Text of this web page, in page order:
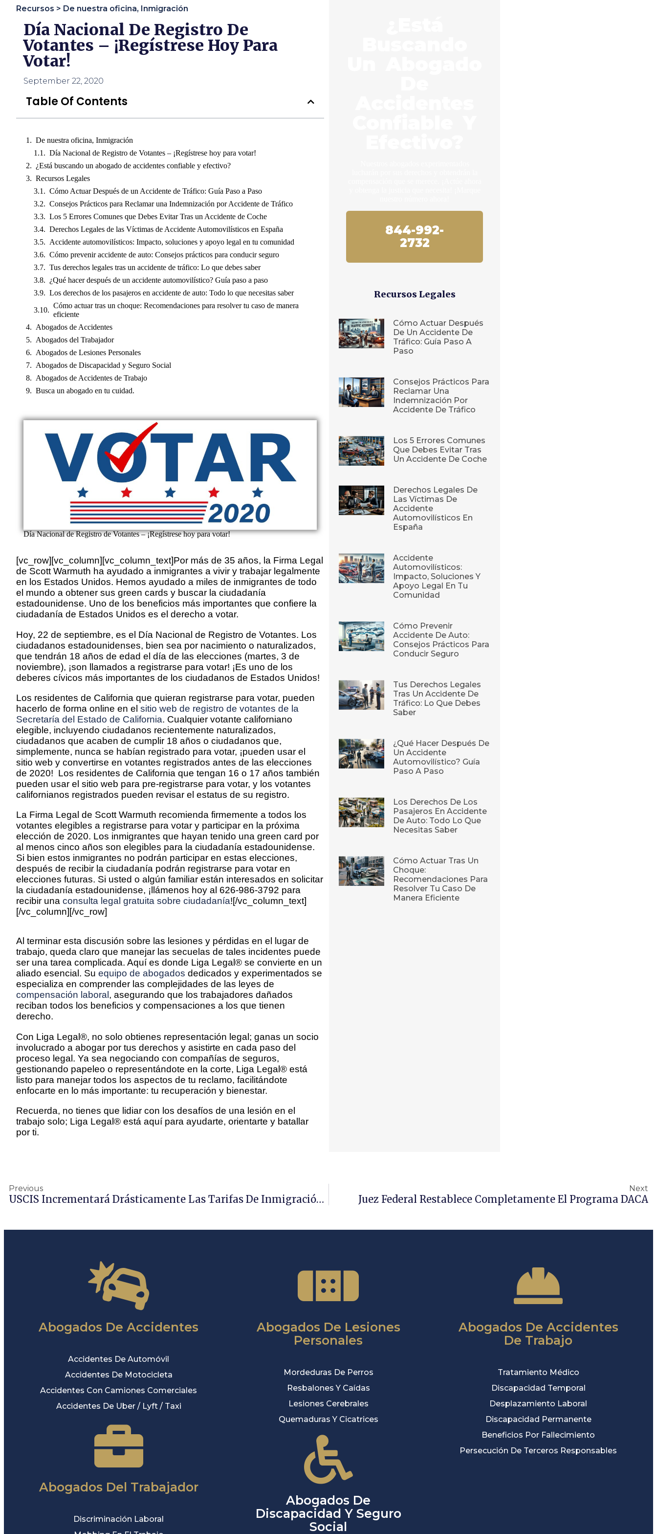
usando
pantalla;
Presione
Control-
accesibilidad.
Recursos > De nuestra oficina, Inmigración
Día Nacional De Registro De
Votantes – ¡Regístrese Hoy Para
Votar!
September 22, 2020
Table Of Contents
De nuestra oficina, Inmigración
Día Nacional de Registro de Votantes – ¡Regístrese hoy para votar!
¿Está buscando un abogado de accidentes confiable y efectivo?
Recursos Legales
Cómo Actuar Después de un Accidente de Tráfico: Guía Paso a Paso
Consejos Prácticos para Reclamar una Indemnización por Accidente de Tráfico
Los 5 Errores Comunes que Debes Evitar Tras un Accidente de Coche
Derechos Legales de las Víctimas de Accidente Automovilísticos en España
Accidente automovilísticos: Impacto, soluciones y apoyo legal en tu comunidad
Cómo prevenir accidente de auto: Consejos prácticos para conducir seguro
Tus derechos legales tras un accidente de tráfico: Lo que debes saber
¿Qué hacer después de un accidente automovilístico? Guía paso a paso
Los derechos de los pasajeros en accidente de auto: Todo lo que necesitas saber
Cómo actuar tras un choque: Recomendaciones para resolver tu caso de manera
eficiente
Abogados de Accidentes
Abogados del Trabajador
Abogados de Lesiones Personales
Abogados de Discapacidad y Seguro Social
Abogados de Accidentes de Trabajo
Busca un abogado en tu cuidad.
Día Nacional de Registro de Votantes – ¡Regístrese hoy para votar!
[vc_row][vc_column][vc_column_text]Por más de 35 años, la Firma Legal
de Scott Warmuth ha ayudado a inmigrantes a vivir y trabajar legalmente
en los Estados Unidos. Hemos ayudado a miles de inmigrantes de todo
el mundo a obtener sus green cards y buscar la ciudadanía
estadounidense. Uno de los beneficios más importantes que confiere la
ciudadanía de Estados Unidos es el derecho a votar.
Hoy, 22 de septiembre, es el Día Nacional de Registro de Votantes. Los
ciudadanos estadounidenses, bien sea por nacimiento o naturalizados,
que tendrán 18 años de edad el día de las elecciones (martes, 3 de
noviembre), ¡son llamados a registrarse para votar! ¡Es uno de los
deberes cívicos más importantes de los ciudadanos de Estados Unidos!
Los residentes de California que quieran registrarse para votar, pueden
hacerlo de forma online en el sitio web de registro de votantes de la
Secretaría del Estado de California. Cualquier votante californiano
elegible, incluyendo ciudadanos recientemente naturalizados,
ciudadanos que acaben de cumplir 18 años o ciudadanos que,
simplemente, nunca se habían registrado para votar, ¡pueden usar el
sitio web y convertirse en votantes registrados antes de las elecciones
de 2020! Los residentes de California que tengan 16 o 17 años también
pueden usar el sitio web para pre-registrarse para votar, y los votantes
californianos registrados pueden revisar el estatus de su registro.
La Firma Legal de Scott Warmuth recomienda firmemente a todos los
votantes elegibles a registrarse para votar y participar en la próxima
elección de 2020. Los inmigrantes que hayan tenido una green card por
al menos cinco años son elegibles para la ciudadanía estadounidense.
Si bien estos inmigrantes no podrán participar en estas elecciones,
después de recibir la ciudadanía podrán registrarse para votar en
elecciones futuras. Si usted o algún familiar están interesados en solicitar
la ciudadanía estadounidense, ¡llámenos hoy al 626-986-3792 para
recibir una consulta legal gratuita sobre ciudadanía![/vc_column_text]
[/vc_column][/vc_row]
Al terminar esta discusión sobre las lesiones y pérdidas en el lugar de
trabajo, queda claro que manejar las secuelas de tales incidentes puede
ser una tarea complicada. Aquí es donde Liga Legal® se convierte en un
aliado esencial. Su equipo de abogados dedicados y experimentados se
especializa en comprender las complejidades de las leyes de
compensación laboral , asegurando que los trabajadores dañados
reciban todos los beneficios y compensaciones a los que tienen
derecho.
Con Liga Legal®, no solo obtienes representación legal; ganas un socio
involucrado a abogar por tus derechos y asistirte en cada paso del
proceso legal. Ya sea negociando con compañías de seguros,
gestionando papeleo o representándote en la corte, Liga Legal® está
listo para manejar todos los aspectos de tu reclamo, facilitándote
enfocarte en lo más importante: tu recuperación y bienestar.
Recuerda, no tienes que lidiar con los desafíos de una lesión en el
trabajo solo; Liga Legal® está aquí para ayudarte, orientarte y batallar
por ti.
844-992-
2732
Recursos Legales
Cómo Actuar Después
De Un Accidente De
Tráfico: Guía Paso A
Paso
Consejos Prácticos Para
Reclamar Una
Indemnización Por
Accidente De Tráfico
Los 5 Errores Comunes
Que Debes Evitar Tras
Un Accidente De Coche
Derechos Legales De
Las Víctimas De
Accidente
Automovilísticos En
España
Accidente
Automovilísticos:
Impacto, Soluciones Y
Apoyo Legal En Tu
Comunidad
Cómo Prevenir
Accidente De Auto:
Consejos Prácticos Para
Conducir Seguro
Tus Derechos Legales
Tras Un Accidente De
Tráfico: Lo Que Debes
Saber
¿Qué Hacer Después De
Un Accidente
Automovilístico? Guía
Paso A Paso
Los Derechos De Los
Pasajeros En Accidente
De Auto: Todo Lo Que
Necesitas Saber
Cómo Actuar Tras Un
Choque:
Recomendaciones Para
Resolver Tu Caso De
Manera Eficiente
Previous
USCIS Incrementará Drásticamente Las Tarifas De Inmigración Y Naturalización A Partir Del 2 De Octubre
Next
Juez Federal Restablece Completamente El Programa DACA
Abogados De Accidentes
Accidentes De Automóvil
Accidentes De Motocicleta
Accidentes Con Camiones Comerciales
Accidentes De Uber / Lyft / Taxi
Abogados Del Trabajador
Discriminación Laboral
Abogados De Lesiones
Personales
Mordeduras De Perros
Resbalones Y Caídas
Lesiones Cerebrales
Quemaduras Y Cicatrices
Abogados De
Discapacidad Y Seguro
Social
Abogados De Accidentes
De Trabajo
Tratamiento Médico
Discapacidad Temporal
Desplazamiento Laboral
Discapacidad Permanente
Beneficios Por Fallecimiento
Persecución De Terceros Responsables